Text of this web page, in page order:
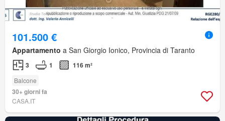
101.500 €
Appartamento a San Giorgio Ionico, Provincia di Taranto
3 1 116 m²
Balcone
30+ giorni fa
CASA.IT